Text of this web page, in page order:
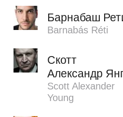
Барнабаш
Barnabás Réti
Скотт
Александр
Scott Alexander
Young